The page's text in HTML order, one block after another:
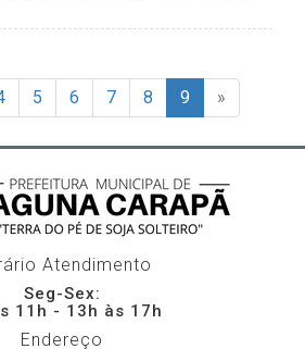
5 6 7 8 9 »
Atendimento
Seg-Sex:
11h - 13h às 17h
Endereço